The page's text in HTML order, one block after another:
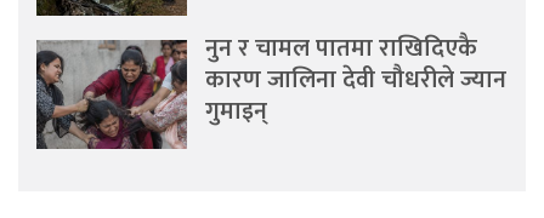
नुन र चामल पातमा राखिदिएकै
कारण जालिना देवी चौधरीले ज्यान
गुमाइन्